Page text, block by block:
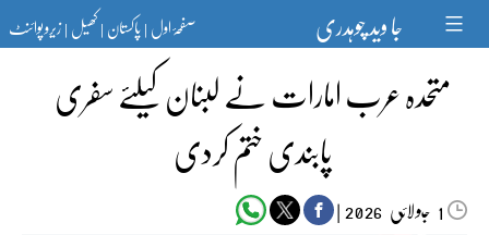
content جا وید چوہدری صفحۂ اول|پاکستان|کھیل|زیرو پوائنٹ
متحدہ عرب امارات نے لبنان کیلئے سفری
پابندی ختم کردی
1 جولائی |